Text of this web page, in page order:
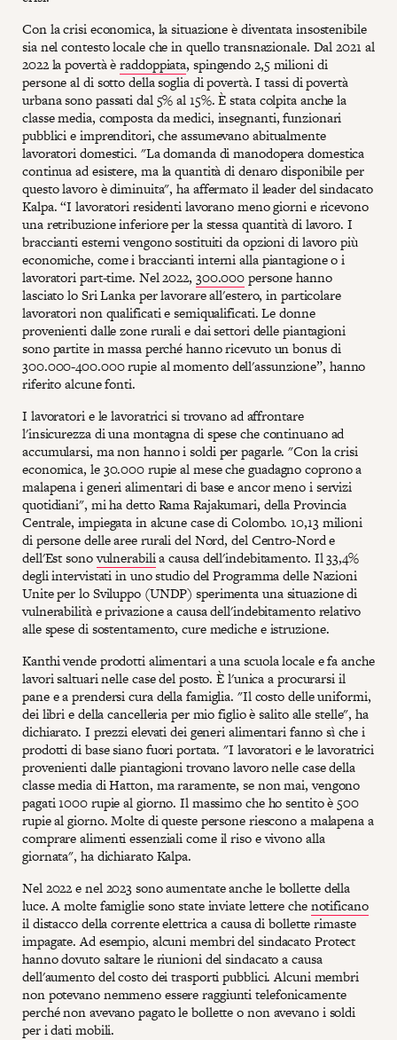
Con la crisi economica, la situazione è diventata insostenibile
sia nel contesto locale che in quello transnazionale. Dal 2021 al
2022 la povertà èraddoppiata, spingendo 2,5 milioni di
persone al di sotto della soglia di povertà. I tassi di povertà
urbana sono passati dal 5% al 15%. È stata colpita anche la
classe media, composta da medici, insegnanti, funzionari
pubblici e imprenditori, che assumevano abitualmente
lavoratori domestici. "La domanda di manodopera domestica
continua ad esistere, ma la quantità di denaro disponibile per
questo lavoro è diminuita", ha affermato il leader del sindacato
Kalpa. “I lavoratori residenti lavorano meno giorni e ricevono
una retribuzione inferiore per la stessa quantità di lavoro. I
braccianti esterni vengono sostituiti da opzioni di lavoro più
economiche, come i braccianti interni alla piantagione o i
lavoratori part-time. Nel 2022, 300.000persone hanno
lasciato lo Sri Lanka per lavorare all'estero, in particolare
lavoratori non qualificati e semiqualificati. Le donne
provenienti dalle zone rurali e dai settori delle piantagioni
sono partite in massa perché hanno ricevuto un bonus di
300.000-400.000 rupie al momento dell'assunzione”, hanno
riferito alcune fonti.
I lavoratori e le lavoratrici si trovano ad affrontare
l'insicurezza di una montagna di spese che continuano ad
accumularsi, ma non hanno i soldi per pagarle. "Con la crisi
economica, le 30.000 rupie al mese che guadagno coprono a
malapena i generi alimentari di base e ancor meno i servizi
quotidiani", mi ha detto Rama Rajakumari, della Provincia
Centrale, impiegata in alcune case di Colombo. 10,13 milioni
di persone delle aree rurali del Nord, del Centro-Nord e
dell'Est sonovulnerabilia causa dell'indebitamento. Il 33,4%
degli intervistati in uno studio del Programma delle Nazioni
Unite per lo Sviluppo (UNDP) sperimenta una situazione di
vulnerabilità e privazione a causa dell'indebitamento relativo
alle spese di sostentamento, cure mediche e istruzione.
Kanthi vende prodotti alimentari a una scuola locale e fa anche
lavori saltuari nelle case del posto. È l'unica a procurarsi il
pane e a prendersi cura della famiglia. "Il costo delle uniformi,
dei libri e della cancelleria per mio figlio è salito alle stelle", ha
dichiarato. I prezzi elevati dei generi alimentari fanno sì che i
prodotti di base siano fuori portata. "I lavoratori e le lavoratrici
provenienti dalle piantagioni trovano lavoro nelle case della
classe media di Hatton, ma raramente, se non mai, vengono
pagati 1000 rupie al giorno. Il massimo che ho sentito è 500
rupie al giorno. Molte di queste persone riescono a malapena a
comprare alimenti essenziali come il riso e vivono alla
giornata", ha dichiarato Kalpa.
Nel 2022 e nel 2023 sono aumentate anche le bollette della
luce. A molte famiglie sono state inviate lettere chenotificano
il distacco della corrente elettrica a causa di bollette rimaste
impagate. Ad esempio, alcuni membri del sindacato Protect
hanno dovuto saltare le riunioni del sindacato a causa
dell'aumento del costo dei trasporti pubblici. Alcuni membri
non potevano nemmeno essere raggiunti telefonicamente
perché non avevano pagato le bollette o non avevano i soldi
per i dati mobili.